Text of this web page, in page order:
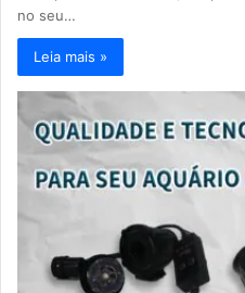
no seu…
Leia mais »